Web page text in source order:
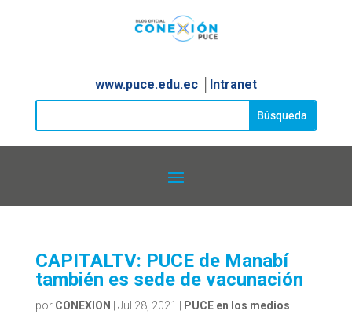
www.puce.edu.ec│ Intranet
CAPITALTV: PUCE de Manabí
también es sede de vacunación
por CONEXION Jul 28, 2021 PUCE en los medios